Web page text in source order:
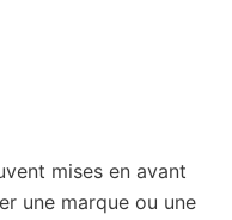
mises en avant
une marque ou une